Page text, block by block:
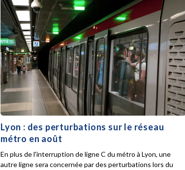
Lyon : des perturbations sur le réseau
métro en août
En plus de l'interruption de ligne C du métro à Lyon, une
autre ligne sera concernée par des perturbations lors du